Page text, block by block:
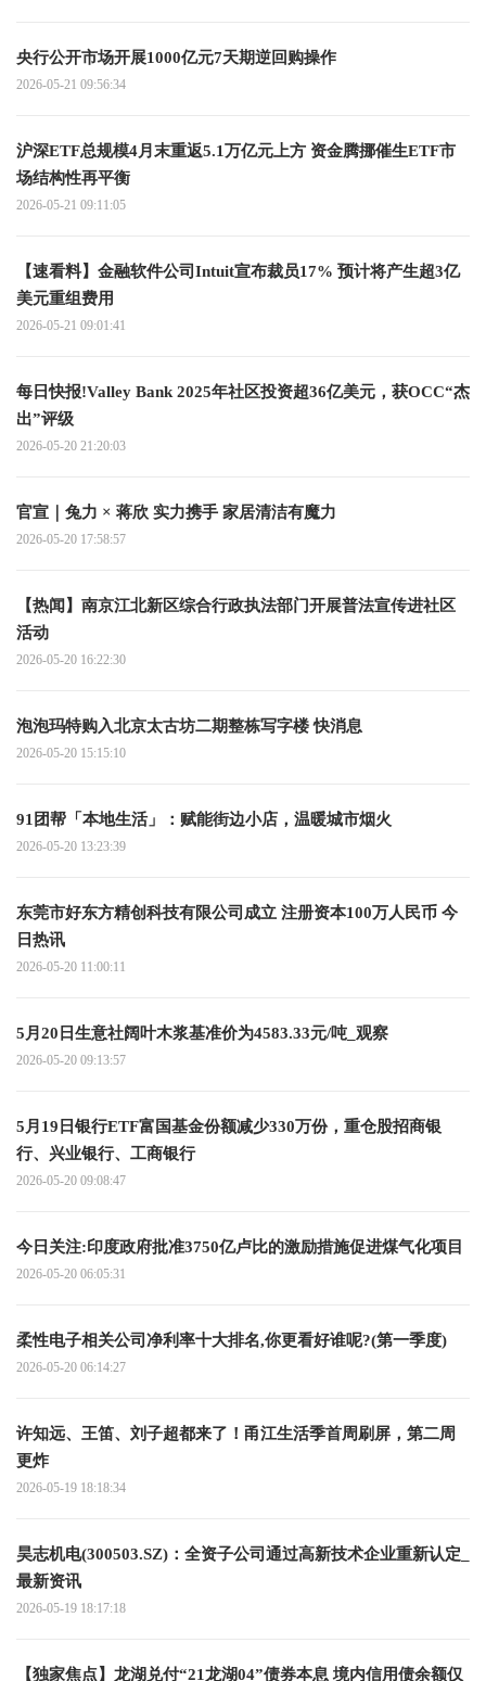
央行公开市场开展1000亿元7天期逆回购操作
2026-05-21 09:56:34
沪深ETF总规模4月末重返5.1万亿元上方 资金腾挪催生ETF市
场结构性再平衡
2026-05-21 09:11:05
【速看料】金融软件公司Intuit宣布裁员17% 预计将产生超3亿
美元重组费用
2026-05-21 09:01:41
每日快报!Valley Bank 2025年社区投资超36亿美元，获OCC“杰
出”评级
2026-05-20 21:20:03
官宣｜兔力 × 蒋欣 实力携手 家居清洁有魔力
2026-05-20 17:58:57
【热闻】南京江北新区综合行政执法部门开展普法宣传进社区
活动
2026-05-20 16:22:30
泡泡玛特购入北京太古坊二期整栋写字楼 快消息
2026-05-20 15:15:10
91团帮「本地生活」：赋能街边小店，温暖城市烟火
2026-05-20 13:23:39
东莞市好东方精创科技有限公司成立 注册资本100万人民币 今
日热讯
2026-05-20 11:00:11
5月20日生意社阔叶木浆基准价为4583.33元/吨_观察
2026-05-20 09:13:57
5月19日银行ETF富国基金份额减少330万份，重仓股招商银
行、兴业银行、工商银行
2026-05-20 09:08:47
今日关注:印度政府批准3750亿卢比的激励措施促进煤气化项目
2026-05-20 06:05:31
柔性电子相关公司净利率十大排名,你更看好谁呢?(第一季度)
2026-05-20 06:14:27
许知远、王笛、刘子超都来了！甬江生活季首周刷屏，第二周
更炸
2026-05-19 18:18:34
昊志机电(300503.SZ)：全资子公司通过高新技术企业重新认定_
最新资讯
2026-05-19 18:17:18
【独家焦点】龙湖兑付“21龙湖04”债券本息 境内信用债余额仅